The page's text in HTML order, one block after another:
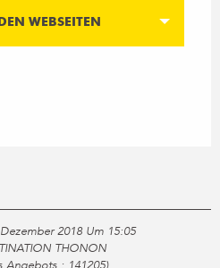
WEBSEITEN
2018 Um 15:05
THONON